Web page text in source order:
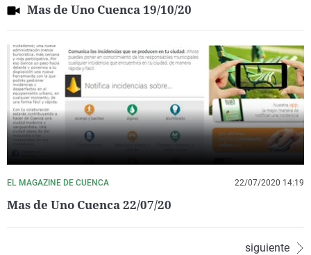
Mas de Uno Cuenca 19/10/20
EL MAGAZINE DE CUENCA 22/07/2020 14:19
Mas de Uno Cuenca 22/07/20
siguiente